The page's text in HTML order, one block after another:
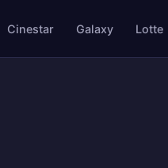
Cinestar Galaxy Lotte